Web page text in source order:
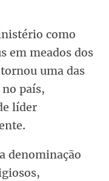
como
em meados dos
uma das
país,
líder
denominação